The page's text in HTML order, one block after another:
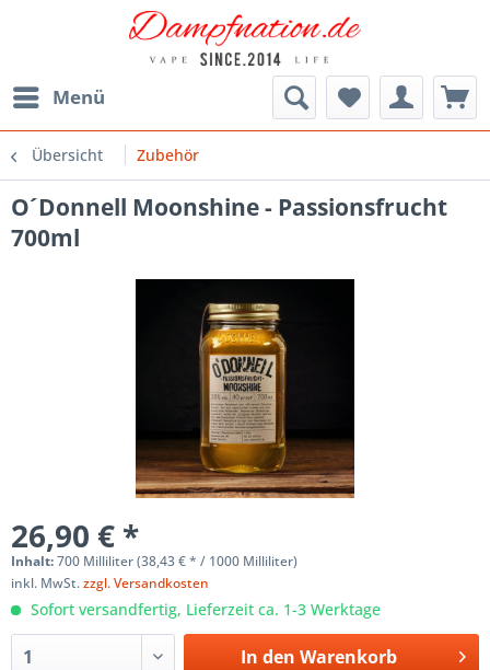
Menü
Übersicht Zubehör
O´Donnell Moonshine - Passionsfrucht
700ml
26,90 € *
Inhalt:700 Milliliter (38,43 € * / 1000 Milliliter)
inkl. MwSt.zzgl. Versandkosten
Sofort versandfertig, Lieferzeit ca. 1-3 Werktage
In den Warenkorb